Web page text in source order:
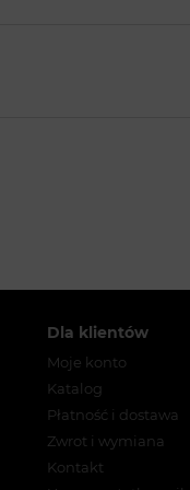
Dla klientów
Moje konto
Katalog
Płatność i dostawa
Zwrot i wymiana
Kontakt